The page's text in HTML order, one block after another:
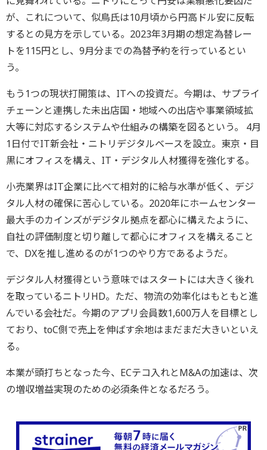
が、これについて、似鳥氏は10月頃から円高ドル安に反転
するとの見方を示している。2023年3月期の想定為替レー
トを115円とし、9月分までの為替予約を行っているとい
う。
もう1つの現状打開策は、ITへの投資だ。今期は、サプライ
チェーンと連携した未出店国・地域への出店や事業領域拡
大等に対応するシステムや仕組みの構築を図るという。 4月
1日付でIT新会社・ニトリデジタルベースを設立。東京・目
黒にオフィスを構え、IT・デジタル人材獲得を強化する。
小売業界はIT企業に比べて相対的に給与水準が低く、デジ
タル人材の確保に苦心している。2020年にホームセンター
最大手のカインズがデジタル拠点を都心に構えたように、
自社の評価制度と切り離して都心にオフィスを構えること
で、DXを推し進めるのが1つのやり方であるようだ。
デジタル人材獲得という意味ではスタートには大きく後れ
を取っているニトリHD。ただ、物流の効率化はもともと進
んでいる会社だ。今期のアプリ会員数1,600万人を目標とし
ており、toC側で売上を伸ばす余地はまだまだ大きいといえ
る。
本業が頭打ちとなった今、ECテコ入れとM&Aの加速は、次
の増収増益実現のための必須条件となるだろう。